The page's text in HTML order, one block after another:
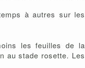
à autres sur les
les feuilles de la
au stade rosette. Les